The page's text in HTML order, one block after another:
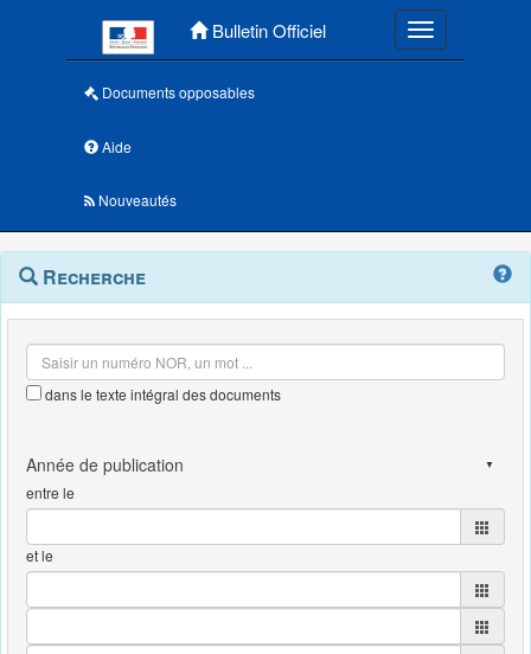
Bulletin Officiel Toggle
Documents opposables
Aide
Nouveautés
Navigation
outils
Menu
contextuel
Recherche
dans le texte intégral des documents
entre le
et le